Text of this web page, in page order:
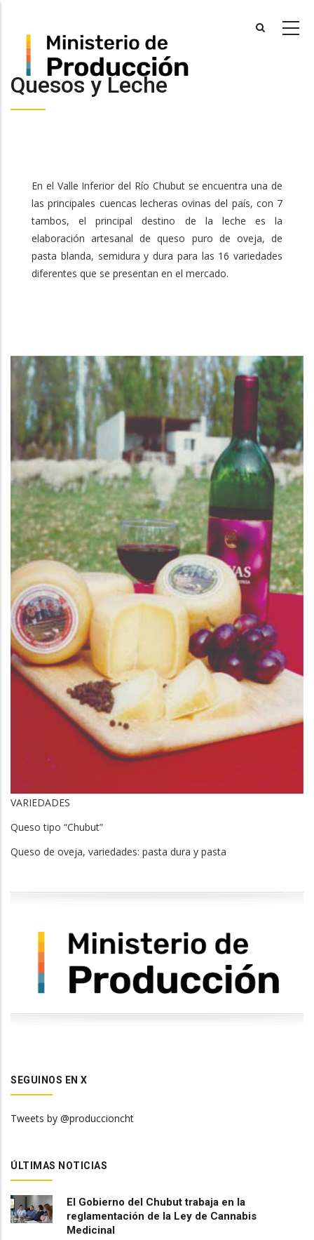
content
Quesos y Leche
En el Valle Inferior del Río Chubut se encuentra una de
las principales cuencas lecheras ovinas del país, con 7
tambos, el principal destino de la leche es la
elaboración artesanal de queso puro de oveja, de
pasta blanda, semidura y dura para las 16 variedades
diferentes que se presentan en el mercado.
VARIEDADES
Queso tipo “Chubut”
Queso de oveja, variedades: pasta dura y pasta
SEGUINOS EN X
Tweets by @produccioncht
ÚLTIMAS NOTICIAS
El Gobierno del Chubut trabaja en la
reglamentación de la Ley de Cannabis
Medicinal